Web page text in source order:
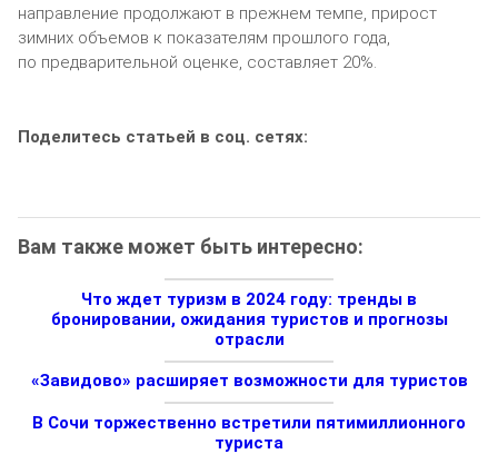
направление продолжают в прежнем темпе, прирост
зимних объемов к показателям прошлого года,
по предварительной оценке, составляет 20%.
Поделитесь статьей в соц. сетях:
Вам также может быть интересно:
Что ждет туризм в 2024 году: тренды в
бронировании, ожидания туристов и прогнозы
отрасли
«Завидово» расширяет возможности для туристов
В Сочи торжественно встретили пятимиллионного
туриста